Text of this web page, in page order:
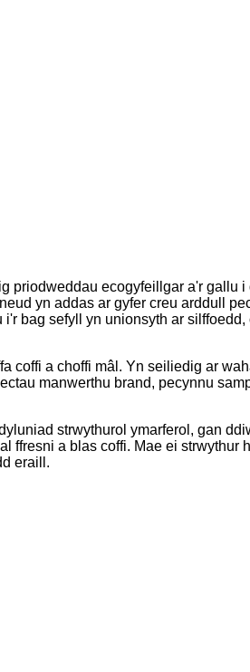
priodweddau ecogyfeillgar a'r gallu i
yn addas ar gyfer creu arddull
bag sefyll yn unionsyth ar silffoedd,
coffi a choffi mâl. Yn seiliedig ar
manwerthu brand, pecynnu
strwythurol ymarferol, gan
ffresni a blas coffi. Mae ei strwythur
eraill.